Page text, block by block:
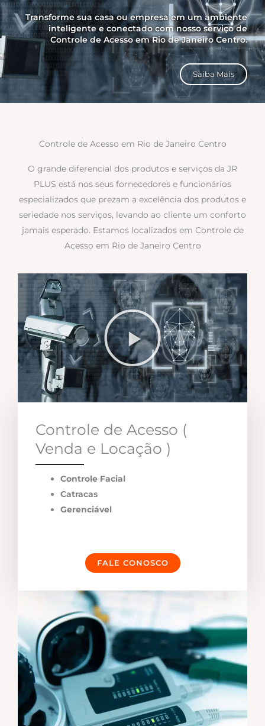
Transforme sua casa ou empresa em um ambiente
inteligente e conectado com nosso serviço de
Controle de Acesso em Rio de Janeiro Centro.
Saiba Mais
Controle de Acesso em Rio de Janeiro Centro
O grande diferencial dos produtos e serviços da JR
PLUS está nos seus fornecedores e funcionários
especializados que prezam a excelência dos produtos e
seriedade nos serviços, levando ao cliente um conforto
jamais esperado. Estamos localizados em Controle de
Acesso em Rio de Janeiro Centro
Controle de Acesso (
Venda e Locação )
Controle Facial
Catracas
Gerenciável
FALE CONOSCO